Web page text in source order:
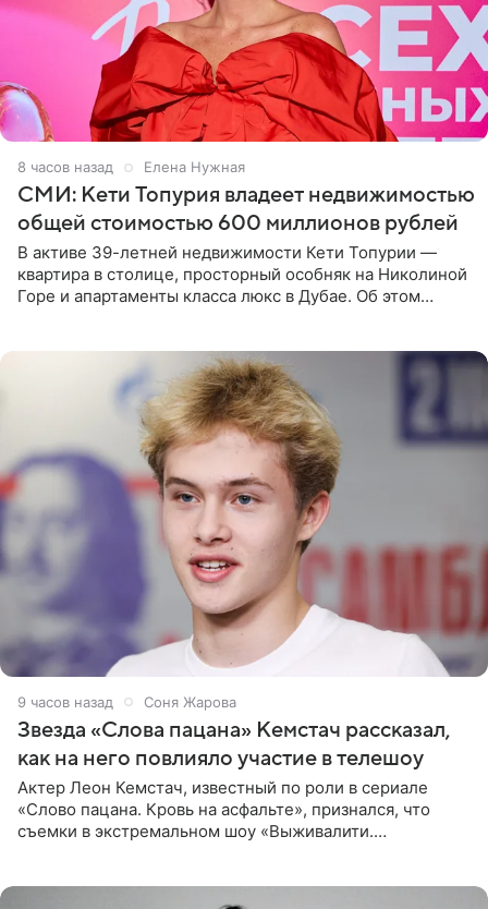
8 часов назад Елена Нужная
СМИ: Кети Топурия владеет недвижимостью
общей стоимостью 600 миллионов рублей
В активе 39-летней недвижимости Кети Топурии —
квартира в столице, просторный особняк на Николиной
Горе и апартаменты класса люкс в Дубае. Об этом
9 часов назад Соня Жарова
Звезда «Слова пацана» Кемстач рассказал,
как на него повлияло участие в телешоу
Актер Леон Кемстач, известный по роли в сериале
«Слово пацана. Кровь на асфальте», признался, что
съемки в экстремальном шоу «Выживалити.